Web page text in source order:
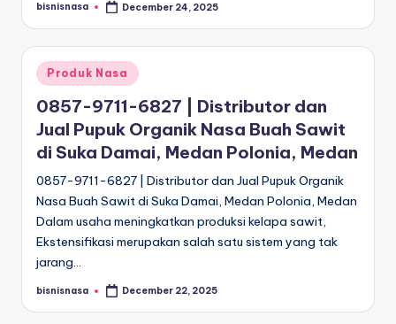
Posted
bisnisnasa December 24, 2025
Posted
in
Produk Nasa
0857-9711-6827 | Distributor dan
Jual Pupuk Organik Nasa Buah Sawit
di Suka Damai, Medan Polonia, Medan
0857-9711-6827 | Distributor dan Jual Pupuk Organik
Nasa Buah Sawit di Suka Damai, Medan Polonia, Medan
Dalam usaha meningkatkan produksi kelapa sawit,
Ekstensifikasi merupakan salah satu sistem yang tak
jarang…
Posted
bisnisnasa December 22, 2025